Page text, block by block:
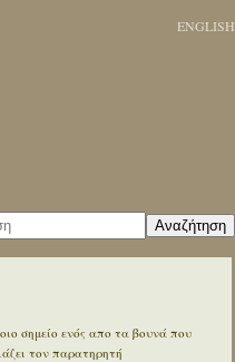
ENGLISH
Αναζήτηση
σημείο ενός απο τα βουνά που
τον παρατηρητή